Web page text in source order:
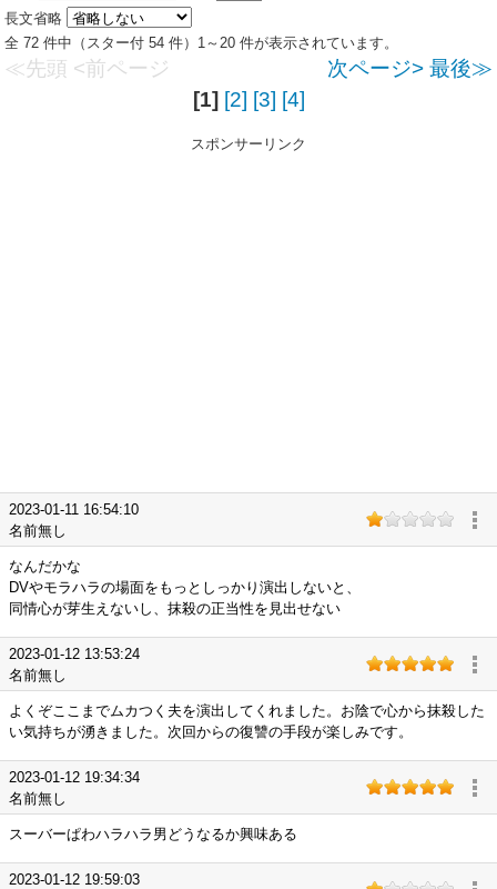
長文省略
全 72 件中（スター付 54 件）1～20 件が表示されています。
≪先頭 <前ページ 次ページ> 最後≫
[1] [2] [3] [4]
スポンサーリンク
2023-01-11 16:54:10
名前無し
なんだかな
DVやモラハラの場面をもっとしっかり演出しないと、
同情心が芽生えないし、抹殺の正当性を見出せない
2023-01-12 13:53:24
名前無し
よくぞここまでムカつく夫を演出してくれました。お陰で心から抹殺した
い気持ちが湧きました。次回からの復讐の手段が楽しみです。
2023-01-12 19:34:34
名前無し
スーバーぱわハラハラ男どうなるか興味ある
2023-01-12 19:59:03